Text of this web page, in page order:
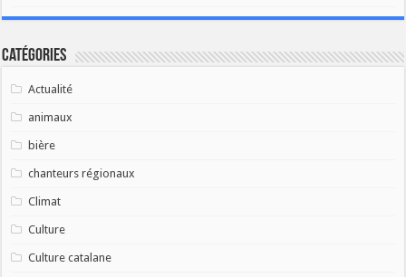
Catégories
Actualité
animaux
bière
chanteurs régionaux
Climat
Culture
Culture catalane